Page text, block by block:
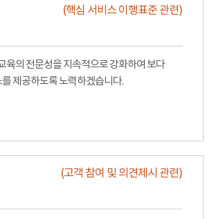
(핵심 서비스 이행표준 관련)
육의 전문성을 지속적으로 강화하여 보다
제공하도록 노력하겠습니다.
(고객 참여 및 의견제시 관련)